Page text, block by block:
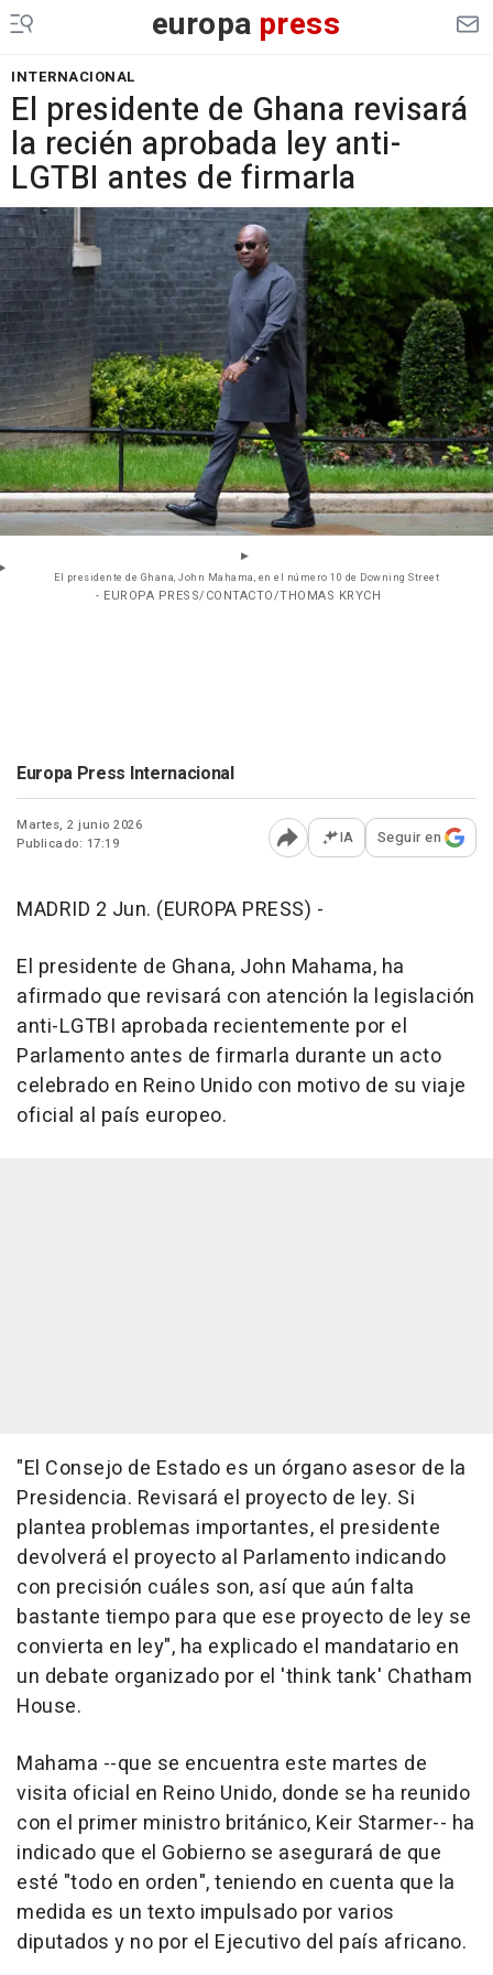
europa press
INTERNACIONAL
El presidente de Ghana revisará
la recién aprobada ley anti-
LGTBI antes de firmarla
El presidente de Ghana, John Mahama, en el número 10 de Downing Street
- EUROPA PRESS/CONTACTO/THOMAS KRYCH
Europa Press Internacional
Martes, 2 junio 2026
Publicado: 17:19
Abrir opciones para
IA Seguir en
MADRID 2 Jun. (EUROPA PRESS) -
El presidente de Ghana, John Mahama, ha
afirmado que revisará con atención la legislación
anti-LGTBI aprobada recientemente por el
Parlamento antes de firmarla durante un acto
celebrado en Reino Unido con motivo de su viaje
oficial al país europeo.
"El Consejo de Estado es un órgano asesor de la
Presidencia. Revisará el proyecto de ley. Si
plantea problemas importantes, el presidente
devolverá el proyecto al Parlamento indicando
con precisión cuáles son, así que aún falta
bastante tiempo para que ese proyecto de ley se
convierta en ley", ha explicado el mandatario en
un debate organizado por el 'think tank' Chatham
House.
Mahama --que se encuentra este martes de
visita oficial en Reino Unido, donde se ha reunido
con el primer ministro británico, Keir Starmer-- ha
indicado que el Gobierno se asegurará de que
esté "todo en orden", teniendo en cuenta que la
medida es un texto impulsado por varios
diputados y no por el Ejecutivo del país africano.